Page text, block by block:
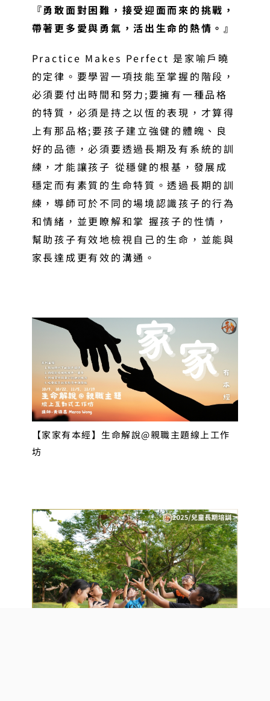
『勇敢面對困難，接受迎面而來的挑戰，
帶著更多愛與勇氣，活出生命的熱情。』
Practice Makes Perfect 是家喻戶曉
的定律。要學習一項技能至掌握的階段，
必須要付出時間和努力;要擁有一種品格
的特質，必須是持之以恆的表現，才算得
上有那品格;要孩子建立強健的體魄、良
好的品德，必須要透過長期及有系統的訓
練，才能讓孩子 從穩健的根基，發展成
穩定而有素質的生命特質。透過長期的訓
練，導師可於不同的場境認識孩子的行為
和情緒，並更瞭解和掌 握孩子的性情，
幫助孩子有效地檢視自己的生命，並能與
家長達成更有效的溝通。
【家家有本經】生命解說@親職主題線上工作
坊